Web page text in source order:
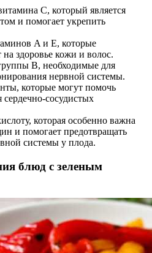
C, который является
и помогает укрепить
A и E, которые
здоровье кожи и волос.
B, необходимые для
нервной системы.
которые могут помочь
сердечно-сосудистых
которая особенно важна
и помогает предотвращать
системы у плода.
блюд с зеленым